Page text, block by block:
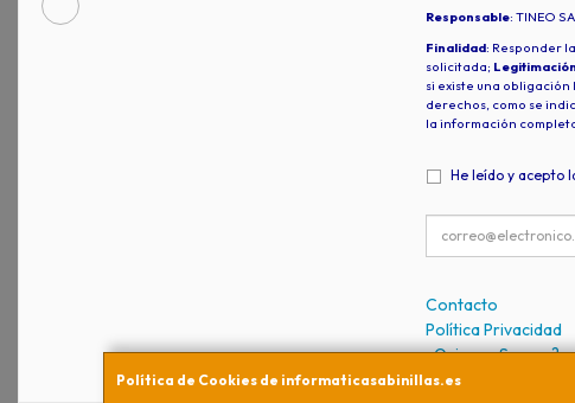
Política de Cookies de informaticasabinillas.es
Responsable: TINEO
Finalidad: Responder
solicitada; Legitimación
si existe una obligación
derechos, como se
la información
He leído y acepto
Contacto
Política Privacidad
¿Quienes Somos?